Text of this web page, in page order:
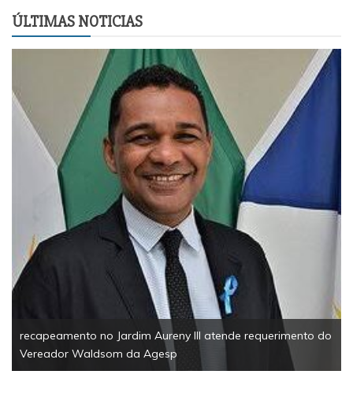
ÚLTIMAS NOTICIAS
do
EsportesSolidariedade1ª Corrida Solidária da
Palmas reúne 200 participantes e arrecada mais
tonelada de alimentos